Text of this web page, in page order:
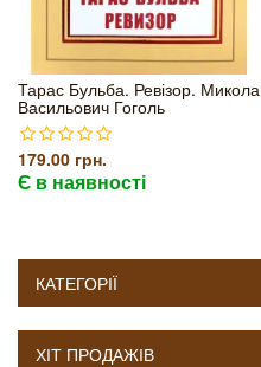
Тарас Бульба. Ревізор. Микола
Васильович Гоголь
179.00 грн.
Є в наявності
КАТЕГОРІЇ
ХІТ ПРОДАЖІВ